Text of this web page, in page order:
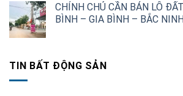
CHÍNH CHỦ CẦN BÁN LÔ
BÌNH – GIA BÌNH – BẮC
TIN BẤT ĐỘNG SẢN